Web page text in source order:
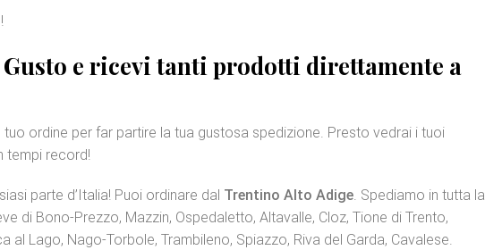
Gusto e ricevi tanti prodotti direttamente a
tuo ordine per far partire la tua gustosa spedizione. Presto vedrai i tuoi
tempi record!
parte d’Italia! Puoi ordinare dal Trentino Alto Adige. Spediamo in tutta la
di Bono-Prezzo, Mazzin, Ospedaletto, Altavalle, Cloz, Tione di Trento,
al Lago, Nago-Torbole, Trambileno, Spiazzo, Riva del Garda, Cavalese.